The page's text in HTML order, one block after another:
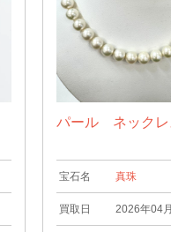
パール ネックレ
宝石名 真珠
買取日 2026年04